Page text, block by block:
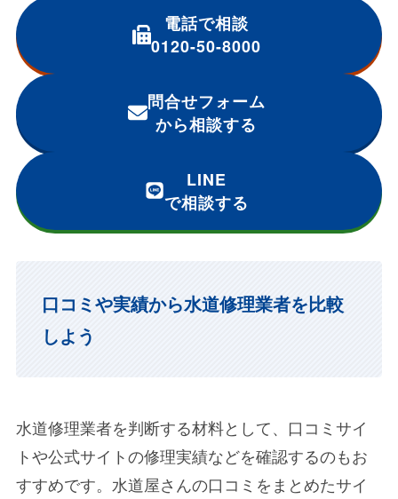
電話で相談
0120-50-8000
問合せフォーム
から相談する
LINE
で相談する
口コミや実績から水道修理業者を比較
しよう
水道修理業者を判断する材料として、口コミサイ
トや公式サイトの修理実績などを確認するのもお
すすめです。水道屋さんの口コミをまとめたサイ